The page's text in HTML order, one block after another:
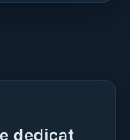
dedicat